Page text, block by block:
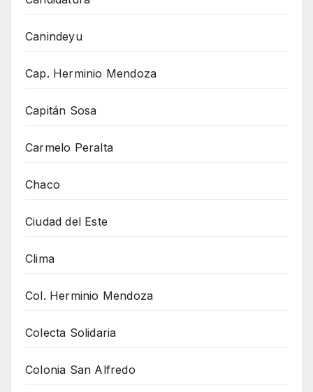
Canindeyu
Cap. Herminio Mendoza
Capitán Sosa
Carmelo Peralta
Chaco
Ciudad del Este
Clima
Col. Herminio Mendoza
Colecta Solidaria
Colonia San Alfredo